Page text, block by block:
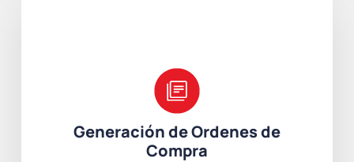
Generación de Ordenes de
Compra